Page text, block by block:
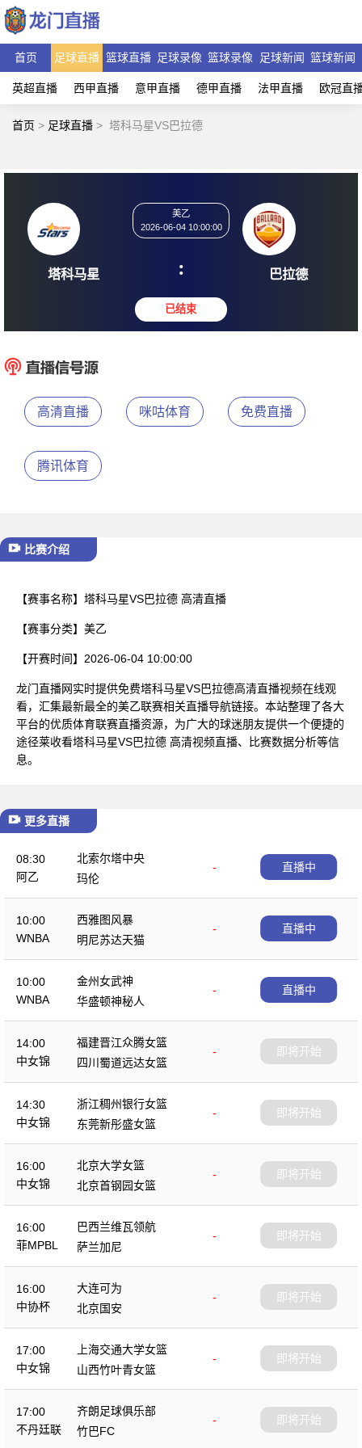
首页 足球直播 篮球直播 足球录像 篮球录像 足球新闻 篮球新闻
英超直播 西甲直播 意甲直播 德甲直播 法甲直播 欧冠直
首页 > 足球直播 > 塔科马星VS巴拉德
塔科马星
2026-06-04 10:00:00
: 巴
高清直播 咪咕体育 免费直播
腾讯体育
比赛介绍
【赛事名称】 塔科马星VS巴拉德 高清直播
【赛事分类】 美乙
【开赛时间】 2026-06-04 10:00:00
龙门直播网实时提供免费塔科马星VS巴拉德高清直播视频在线观
看，汇集最新最全的美乙联赛相关直播导航链接。本站整理了各大
平台的优质体育联赛直播资源，为广大的球迷朋友提供一个便捷的
途径莱收看塔科马星VS巴拉德 高清视频直播、比赛数据分析等信
息。
更多直播
08:30
阿乙
北索尔塔中央
-
玛伦
直播中
10:00
WNBA
西雅图风暴
-
明尼苏达天猫
直播中
10:00
WNBA
金州女武神
-
华盛顿神秘人
直播中
14:00
中女锦
福建晋江众腾女篮
-
四川蜀道远达女篮
即将开始
14:30
中女锦
浙江稠州银行女篮
-
东莞新彤盛女篮
即将开始
16:00
中女锦
北京大学女篮
-
北京首钢园女篮
即将开始
16:00
菲MPBL
巴西兰维瓦领航
-
萨兰加尼
即将开始
16:00
中协杯
大连可为
-
北京国安
即将开始
17:00
中女锦
上海交通大学女篮
-
山西竹叶青女篮
即将开始
17:00
不丹廷联
齐朗足球俱乐部
-
竹巴FC
即将开始